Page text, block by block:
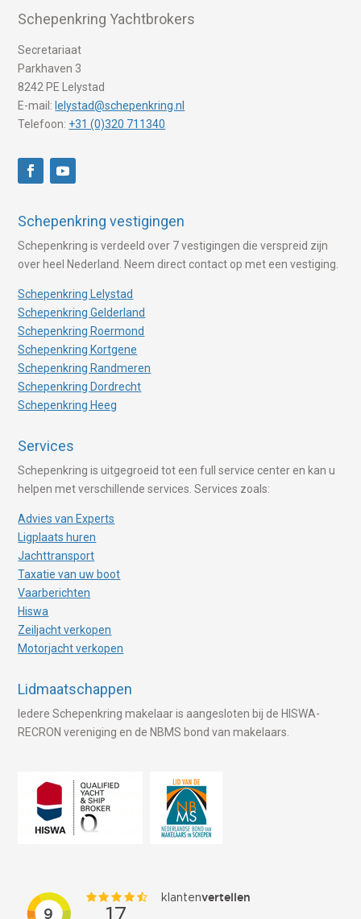
Schepenkring Yachtbrokers
Secretariaat
Parkhaven 3
8242 PE Lelystad
E-mail: lelystad@schepenkring.nl
Telefoon: +31 (0)320 711340
Schepenkring vestigingen
Schepenkring is verdeeld over 7 vestigingen die verspreid zijn
over heel Nederland. Neem direct contact op met een vestiging.
Schepenkring Lelystad
Schepenkring Gelderland
Schepenkring Roermond
Schepenkring Kortgene
Schepenkring Randmeren
Schepenkring Dordrecht
Schepenkring Heeg
Services
Schepenkring is uitgegroeid tot een full service center en kan u
helpen met verschillende services. Services zoals:
Advies van Experts
Ligplaats huren
Jachttransport
Taxatie van uw boot
Vaarberichten
Hiswa
Zeiljacht verkopen
Motorjacht verkopen
Lidmaatschappen
Iedere Schepenkring makelaar is aangesloten bij de HISWA-
RECRON vereniging en de NBMS bond van makelaars.